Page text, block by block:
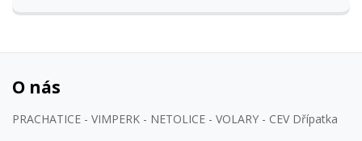
O nás
PRACHATICE - VIMPERK - NETOLICE - VOLARY - CEV Dřípatka